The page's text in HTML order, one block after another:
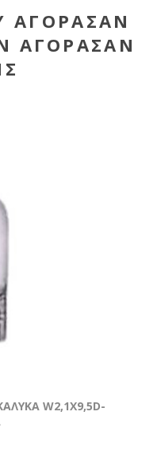
ΑΓΌΡΑΣΑΝ
ΑΓΌΡΑΣΑΝ
W2,1X9,5D-